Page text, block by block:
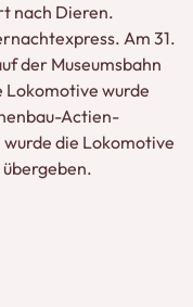
nach Dieren.
Am 31.
der Museumsbahn
Lokomotive wurde
Actien-
die Lokomotive
übergeben.